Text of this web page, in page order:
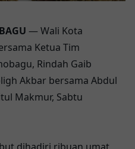
— Wali Kota
Ketua Tim
Rindah Gaib
Akbar bersama Abdul
Makmur, Sabtu